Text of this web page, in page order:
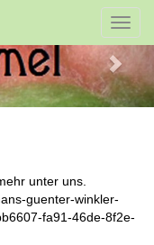
unter uns.
guenter-winkler-
fa91-46de-8f2e-